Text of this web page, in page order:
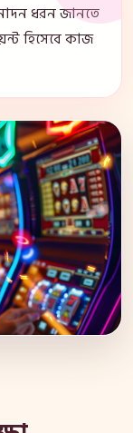
ধরন জানতে
হিসেবে কাজ